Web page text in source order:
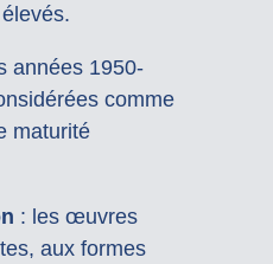
années 1950-
comme
maturité
: les œuvres
aux formes